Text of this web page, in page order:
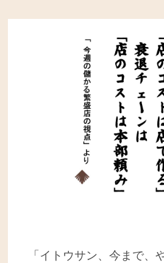
「イトウサン、今まで、